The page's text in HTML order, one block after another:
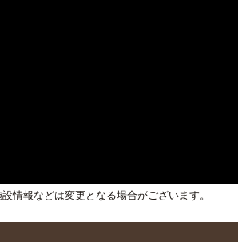
情報などは変更となる場合がございます。